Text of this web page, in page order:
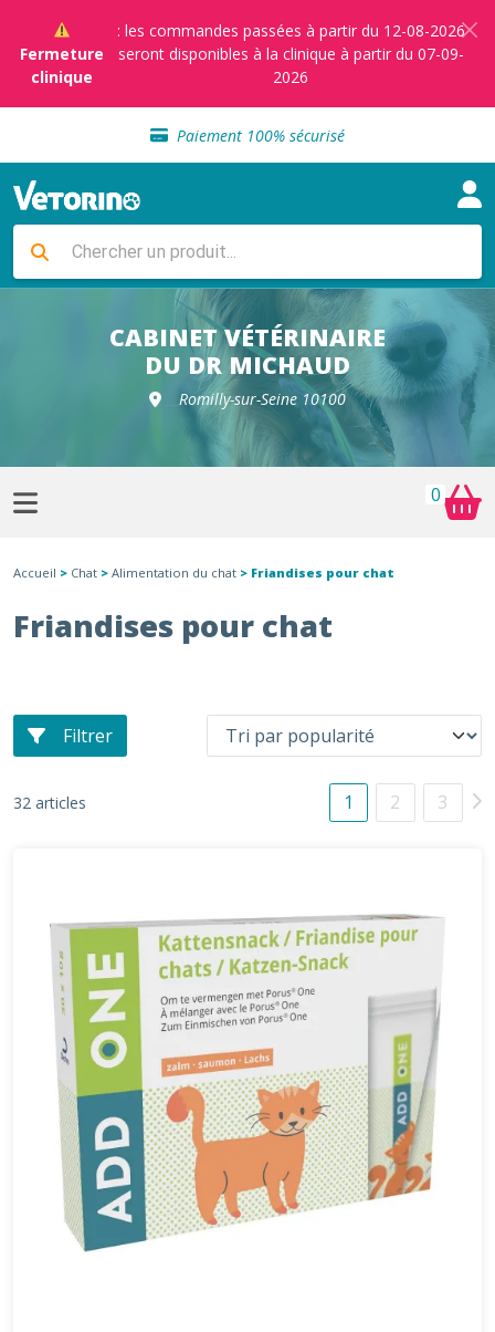
Fermeture
clinique
: les commandes passées à partir du 12-08-2026
seront disponibles à la clinique à partir du 07-09-
2026
Sélection de croquettes vétérinaire
Paiement 100% sécurisé
Livraison gratuite en clinique vétérinaire
Sélection de croquettes vétérinaire
Livraison gratuite en clinique vétérinaire
Retour gratuit en clinique
Sélection de croquettes vétérinaire
CABINET VÉTÉRINAIRE
DU DR MICHAUD
Romilly-sur-Seine 10100
0
Accueil > Chat > Alimentation du chat > Friandises pour chat
Friandises pour chat
Filtrer
32 articles 1 2 3